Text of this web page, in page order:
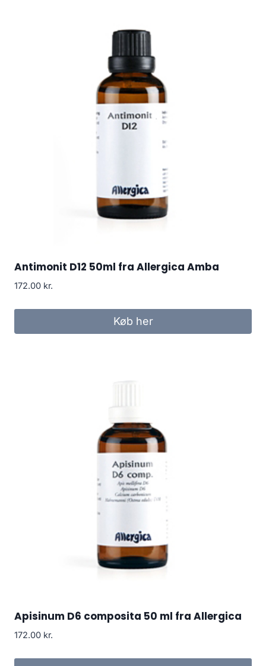
Antimonit D12 50ml fra Allergica Amba
172.00 kr.
Køb her
Apisinum D6 composita 50 ml fra Allergica
172.00 kr.